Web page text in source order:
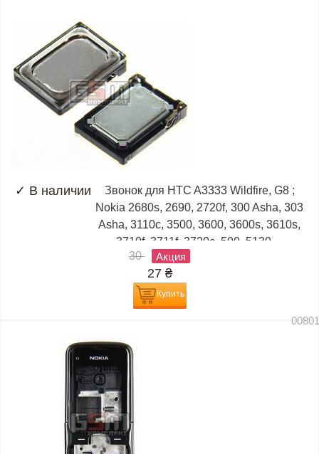
✓ В наличии
Звонок для HTC A3333 Wildfire, G8 ;
Nokia 2680s, 2690, 2720f, 300 Asha, 303
Asha, 3110c, 3500, 3600, 3600s, 3610s,
3710f, 3711f, 3720c, 500, 5130,...
30
Акция
27 ₴
Купить